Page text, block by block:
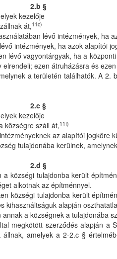
2.b §
kezelője
át,11c)
lévő intézmények, ha
intézmények, ha azok alapítói
vagyontárgyak, ha a
ezen átruházásra és
a területén találhatók. A
2.c §
kezelője
községre száll át,11f)
az alapítói jogköre
tulajdonába kerülnek,
2.d §
községi tulajdonba került
alkotnak az építménnyel.
községi tulajdonba került
kihasználtságuk alapján
a községnek a tulajdonába
megkötött szerződés alapján a
amelyek a 2-2.c §